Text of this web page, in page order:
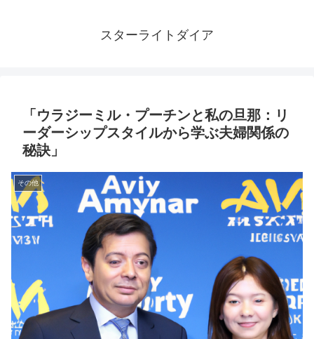
スターライトダイア
「ウラジーミル・プーチンと私の旦那：リ
ーダーシップスタイルから学ぶ夫婦関係の
秘訣」
その他